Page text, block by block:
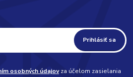
Prihlásiť sa
osobných údajovza účelom zasielania